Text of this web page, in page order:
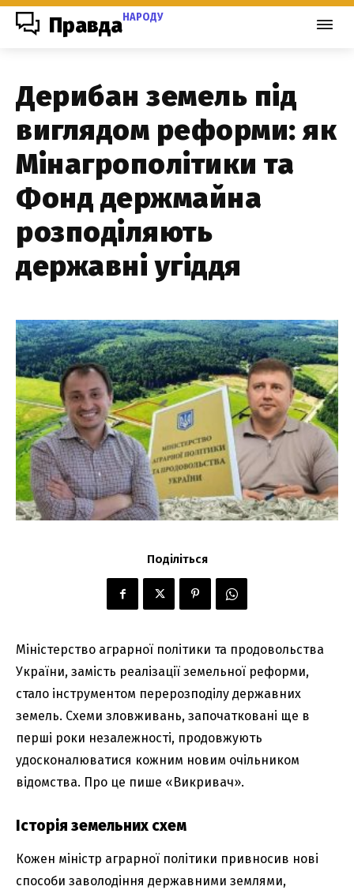
ПравдаНАРОДУ
Дерибан земель під
виглядом реформи: як
Мінагрополітики та
Фонд держмайна
розподіляють
державні угіддя
Поділіться
Міністерство аграрної політики та продовольства
України, замість реалізації земельної реформи,
стало інструментом перерозподілу державних
земель. Схеми зловживань, започатковані ще в
перші роки незалежності, продовжують
удосконалюватися кожним новим очільником
відомства. Про це пише «Викривач».
Історія земельних схем
Кожен міністр аграрної політики привносив нові
способи заволодіння державними землями,